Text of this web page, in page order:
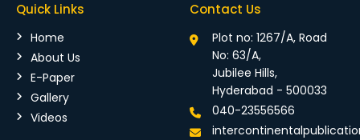
Quick Links
Home
About Us
E-Paper
Gallery
Videos
Contact Us
Plot no: 1267/A, Road
No: 63/A,
Jubilee Hills,
Hyderabad - 500033
040-23556566